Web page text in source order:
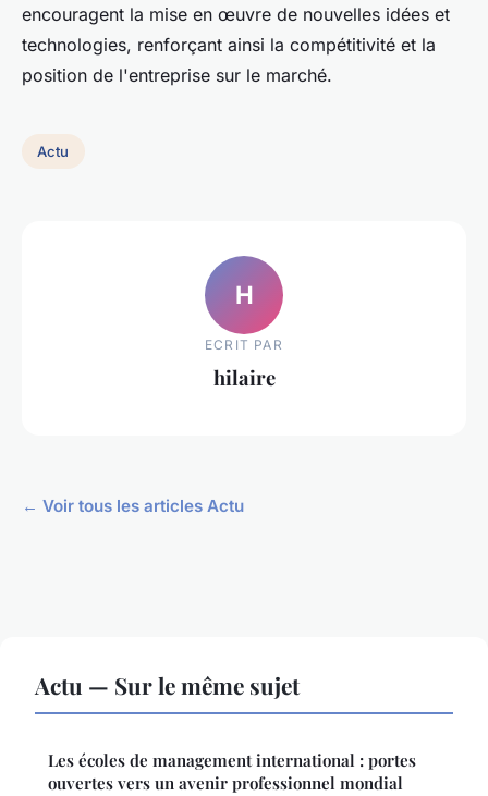
encouragent la mise en œuvre de nouvelles idées et
technologies, renforçant ainsi la compétitivité et la
position de l'entreprise sur le marché.
Actu
H
ECRIT PAR
hilaire
← Voir tous les articles Actu
Actu — Sur le même sujet
Les écoles de management international : portes
ouvertes vers un avenir professionnel mondial